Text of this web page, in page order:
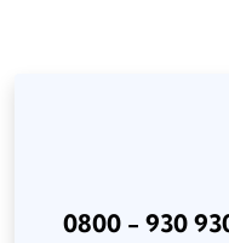
0800 - 930